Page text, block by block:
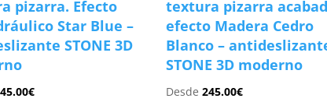
pizarra. Efecto
Star Blue –
STONE 3D
€
textura pizarra
efecto Madera Cedro
Blanco –
STONE 3D moderno
Desde245.00€